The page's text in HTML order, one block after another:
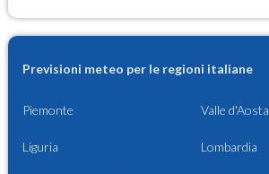
Previsioni meteo per le regioni italiane
Piemonte Valle d'Aosta
Liguria Lombardia